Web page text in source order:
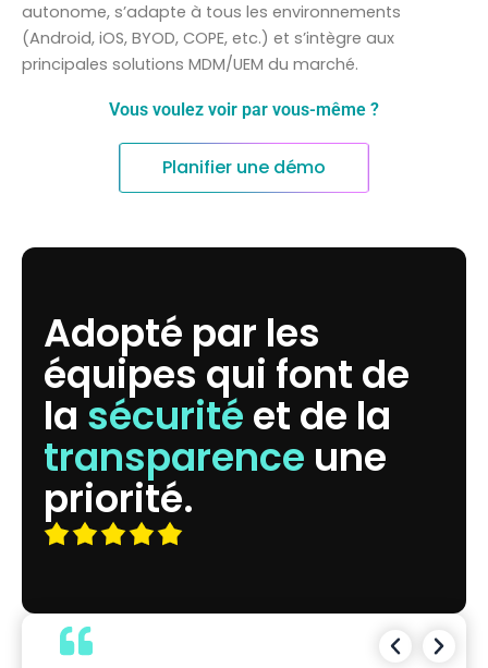
autonome, s’adapte à tous les environnements
(Android, iOS, BYOD, COPE, etc.) et s’intègre aux
principales solutions MDM/UEM du marché.
Vous voulez voir par vous-même ?
Planifier une démo
Adopté par les
équipes qui font de
lasécurité et de la
transparence une
priorité.